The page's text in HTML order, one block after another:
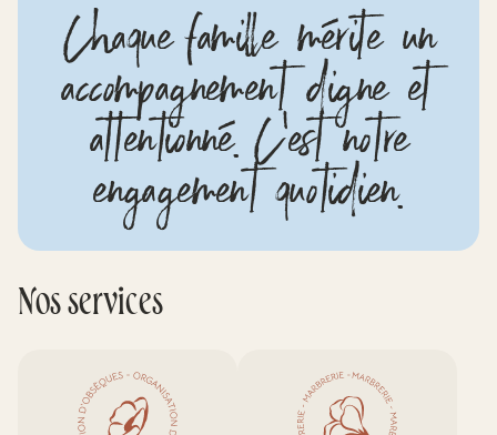
Chaque famille mérite un
accompagnement digne et
attentionné. C'est notre
engagement quotidien.
Nos services